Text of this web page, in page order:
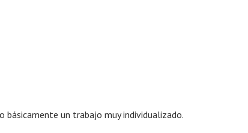
básicamente un trabajo muy individualizado.